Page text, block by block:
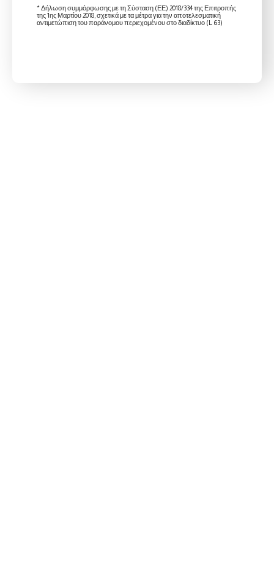
* Δήλωση συμμόρφωσης με τη Σύσταση (ΕΕ) 2018/334 της Επιτροπής
της 1ης Μαρτίου 2018, σχετικά με τα μέτρα για την αποτελεσματική
αντιμετώπιση του παράνομου περιεχομένου στο διαδίκτυο (L 63)